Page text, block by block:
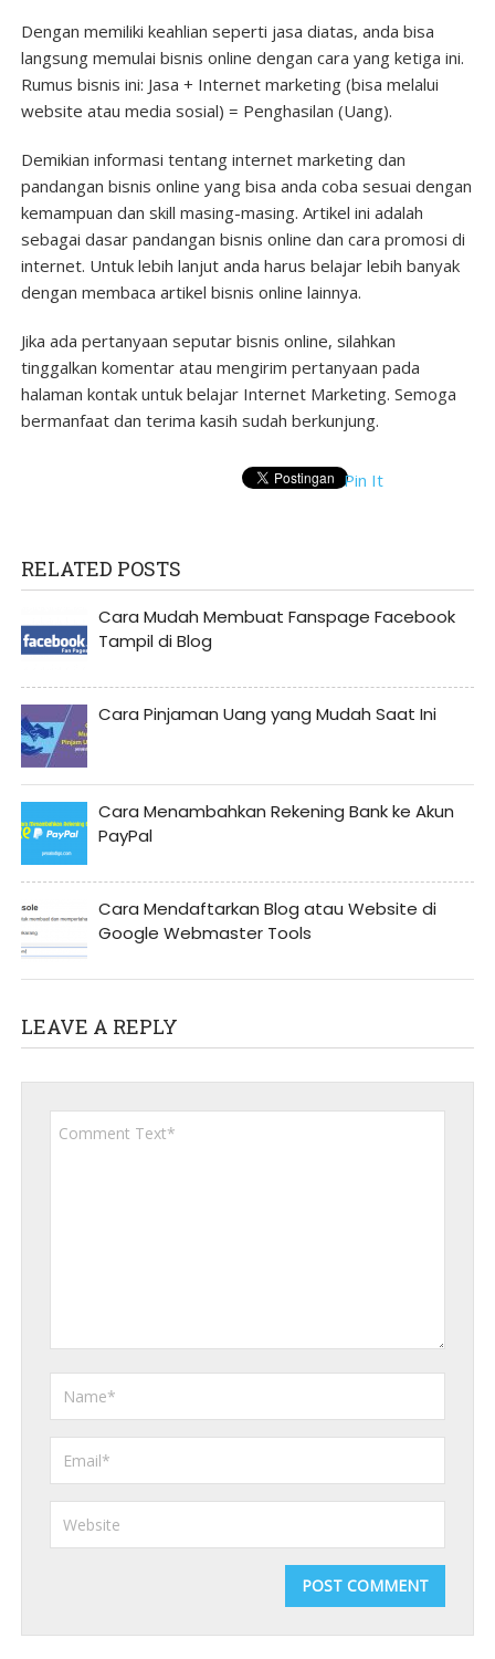
Dengan memiliki keahlian seperti jasa diatas, anda bisa
langsung memulai bisnis online dengan cara yang ketiga ini.
Rumus bisnis ini: Jasa + Internet marketing (bisa melalui
website atau media sosial) = Penghasilan (Uang).
Demikian informasi tentang internet marketing dan
pandangan bisnis online yang bisa anda coba sesuai dengan
kemampuan dan skill masing-masing. Artikel ini adalah
sebagai dasar pandangan bisnis online dan cara promosi di
internet. Untuk lebih lanjut anda harus belajar lebih banyak
dengan membaca artikel bisnis online lainnya.
Jika ada pertanyaan seputar bisnis online, silahkan
tinggalkan komentar atau mengirim pertanyaan pada
halaman kontak untuk belajar Internet Marketing. Semoga
bermanfaat dan terima kasih sudah berkunjung.
Pin It
RELATED POSTS
Cara Mudah Membuat Fanspage Facebook
Tampil di Blog
Cara Pinjaman Uang yang Mudah Saat Ini
Cara Menambahkan Rekening Bank ke Akun
PayPal
Cara Mendaftarkan Blog atau Website di
Google Webmaster Tools
LEAVE A REPLY